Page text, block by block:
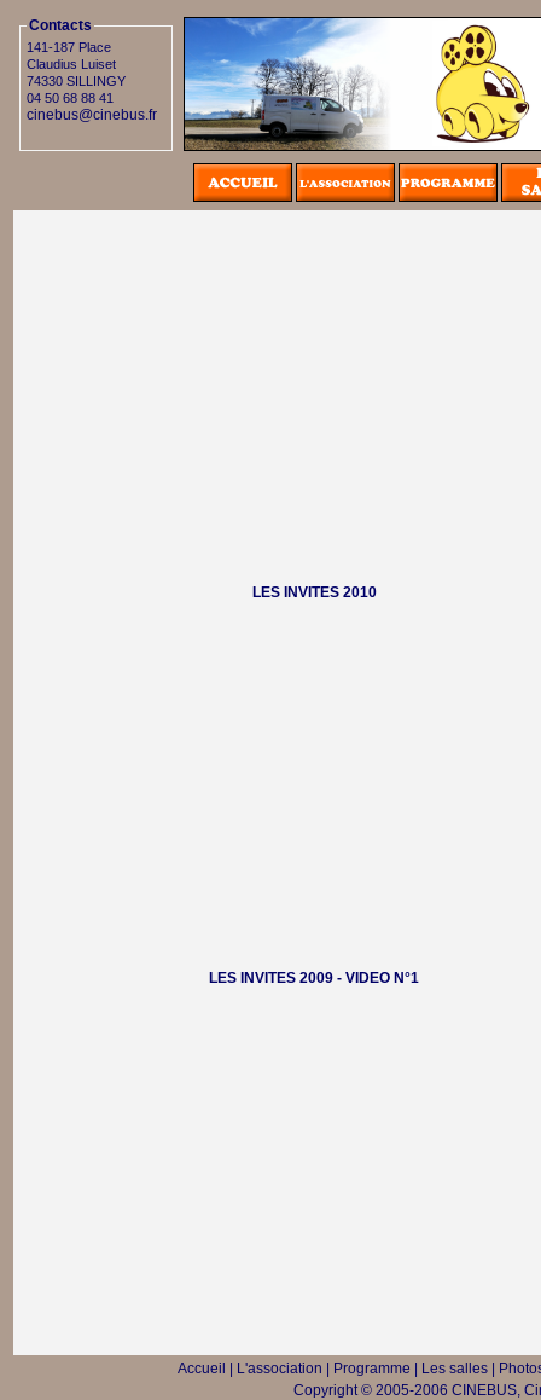
Contacts
141-187 Place
Claudius Luiset
74330 SILLINGY
04 50 68 88 41
cinebus@cinebus.fr
LES INVITES 2010
LES INVITES 2009 - VIDEO N°1
Accueil L'association Programme Les salles|
Copyright © 2005-2006 CINEBUS,